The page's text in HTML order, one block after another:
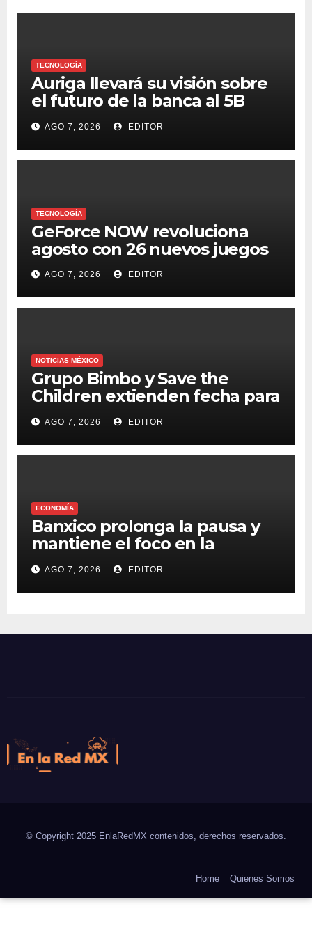
TECNOLOGÍA
Auriga llevará su visión sobre
el futuro de la banca al 5B
Digital Summit 2026
AGO 7, 2026 EDITOR
TECNOLOGÍA
GeForce NOW revoluciona
agosto con 26 nuevos juegos
AGO 7, 2026 EDITOR
NOTICIAS MÉXICO
Grupo Bimbo y Save the
Children extienden fecha para
apoyar a damnificados de
Venezuela
AGO 7, 2026 EDITOR
ECONOMÍA
Banxico prolonga la pausa y
mantiene el foco en la
inflación
AGO 7, 2026 EDITOR
© Copyright 2025 EnlaRedMX contenidos, derechos reservados.
Home Quienes Somos